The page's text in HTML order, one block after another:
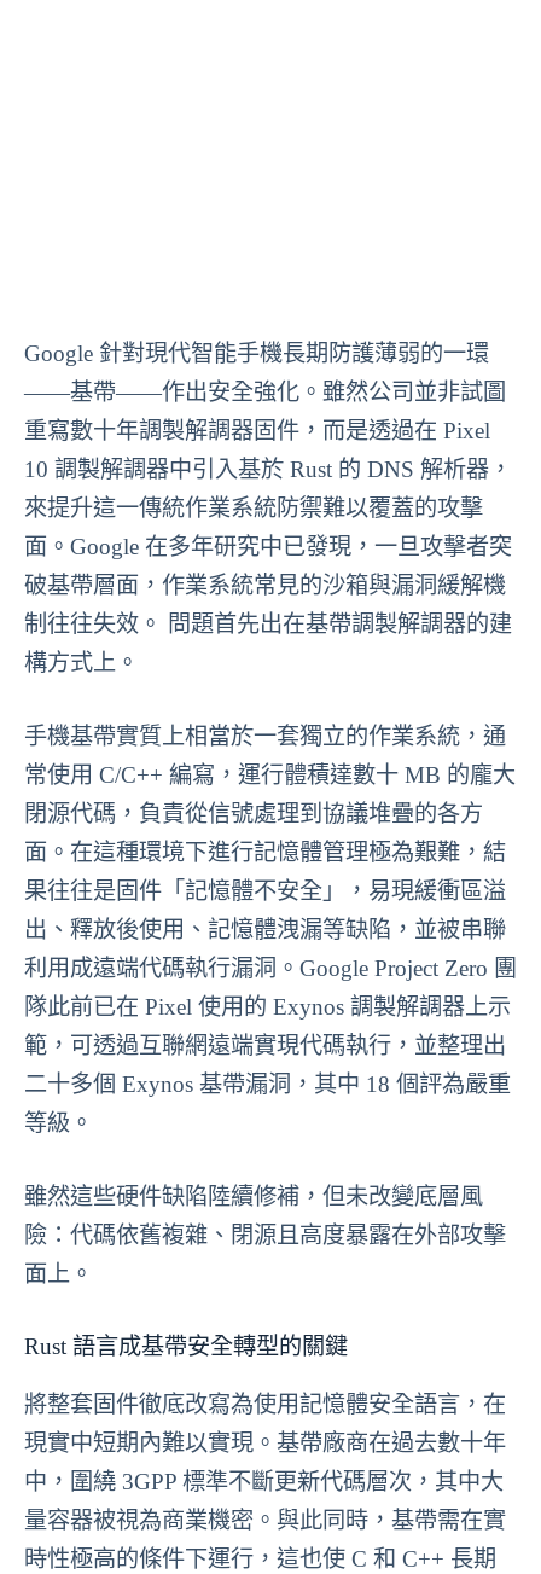
Google 針對現代智能手機長期防護薄弱的一環
——基帶——作出安全強化。雖然公司並非試圖
重寫數十年調製解調器固件，而是透過在 Pixel
10 調製解調器中引入基於 Rust 的 DNS 解析器，
來提升這一傳統作業系統防禦難以覆蓋的攻擊
面。Google 在多年研究中已發現，一旦攻擊者突
破基帶層面，作業系統常見的沙箱與漏洞緩解機
制往往失效。 問題首先出在基帶調製解調器的建
構方式上。
手機基帶實質上相當於一套獨立的作業系統，通
常使用 C/C++ 編寫，運行體積達數十 MB 的龐大
閉源代碼，負責從信號處理到協議堆疊的各方
面。在這種環境下進行記憶體管理極為艱難，結
果往往是固件「記憶體不安全」，易現緩衝區溢
出、釋放後使用、記憶體洩漏等缺陷，並被串聯
利用成遠端代碼執行漏洞。Google Project Zero 團
隊此前已在 Pixel 使用的 Exynos 調製解調器上示
範，可透過互聯網遠端實現代碼執行，並整理出
二十多個 Exynos 基帶漏洞，其中 18 個評為嚴重
等級。
雖然這些硬件缺陷陸續修補，但未改變底層風
險：代碼依舊複雜、閉源且高度暴露在外部攻擊
面上。
Rust 語言成基帶安全轉型的關鍵
將整套固件徹底改寫為使用記憶體安全語言，在
現實中短期內難以實現。基帶廠商在過去數十年
中，圍繞 3GPP 標準不斷更新代碼層次，其中大
量容器被視為商業機密。與此同時，基帶需在實
時性極高的條件下運行，這也使 C 和 C++ 長期